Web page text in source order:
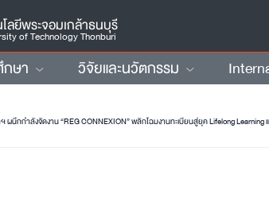
ลยีพระจอมเกล้าธนบุรี
of Technology Thonburi
ษา วิจัยและนวัตกรรม
ผนึกกำลังจัดงาน “REG CONNEXION” พลิกโฉมงานทะเบียนสู่ยุค Lifelong Learning